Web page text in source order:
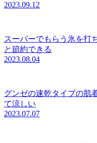
2023.09.12
スーパーでもらう氷を打
と節約できる
2023.08.04
グンゼの速乾タイプの肌
て涼しい
2023.07.07